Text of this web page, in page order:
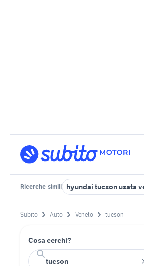
Ricerche simili hyundai tucson usata
Subito Auto Veneto tucson
Cosa cerchi?